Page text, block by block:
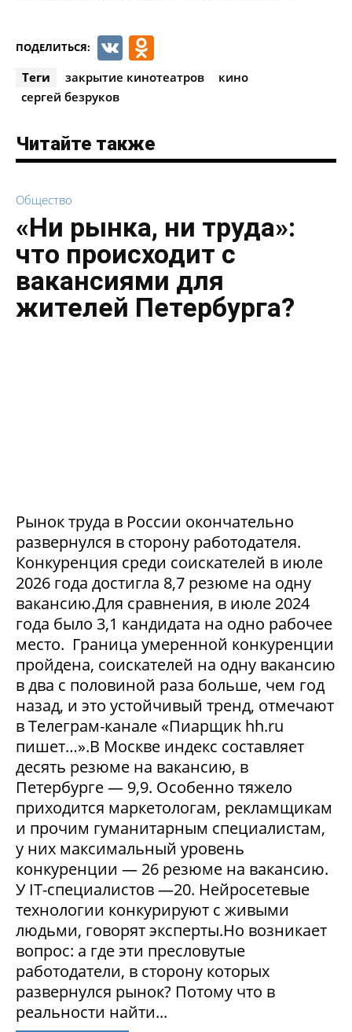
ПОДЕЛИТЬСЯ: VK
Теги закрытие кинотеатров
кино
сергей безруков
Читайте также
Общество
«Ни рынка, ни труда»:
что происходит с
вакансиями для
жителей Петербурга?
Рынок труда в России окончательно
развернулся в сторону работодателя.
Конкуренция среди соискателей в июле
2026 года достигла 8,7 резюме на одну
вакансию.Для сравнения, в июле 2024
года было 3,1 кандидата на одно рабочее
место. Граница умеренной конкуренции
пройдена, соискателей на одну вакансию
в два с половиной раза больше, чем год
назад, и это устойчивый тренд, отмечают
в Телеграм-канале «Пиарщик hh.ru
пишет…».В Москве индекс составляет
десять резюме на вакансию, в
Петербурге — 9,9. Особенно тяжело
приходится маркетологам, рекламщикам
и прочим гуманитарным специалистам,
у них максимальный уровень
конкуренции — 26 резюме на вакансию.
У IT-специалистов —20. Нейросетевые
технологии конкурируют с живыми
людьми, говорят эксперты.Но возникает
вопрос: а где эти пресловутые
работодатели, в сторону которых
развернулся рынок? Потому что в
реальности найти...